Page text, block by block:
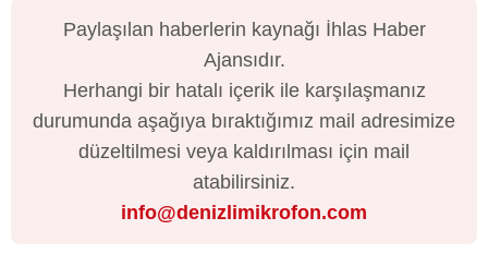
Paylaşılan haberlerin kaynağı İhlas Haber
Ajansıdır.
Herhangi bir hatalı içerik ile karşılaşmanız
durumunda aşağıya bıraktığımız mail adresimize
düzeltilmesi veya kaldırılması için mail
atabilirsiniz.
info@denizlimikrofon.com